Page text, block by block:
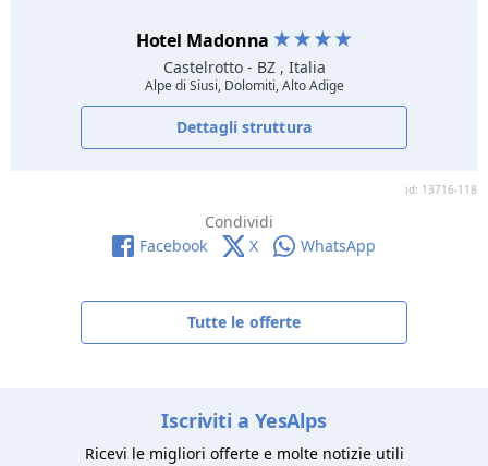
Hotel Madonna
Castelrotto - BZ , Italia
Alpe di Siusi, Dolomiti, Alto Adige
Dettagli struttura
id: 13716-118
Condividi
Facebook
X WhatsApp
Tutte le offerte
Iscriviti a YesAlps
Ricevi le migliori offerte e molte notizie utili